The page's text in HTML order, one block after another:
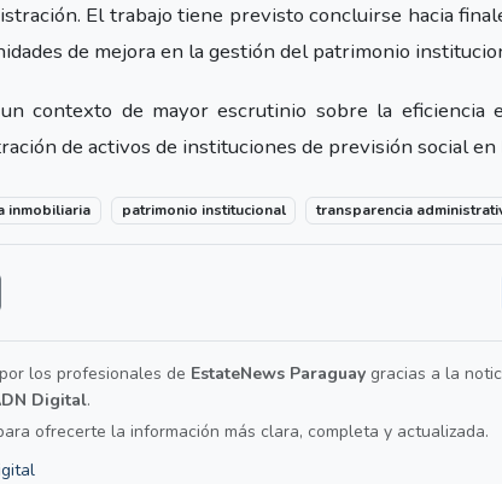
El trabajo tiene previsto concluirse hacia
de mejora en la gestión del patrimonio
contexto de mayor escrutinio sobre la eficiencia
de activos de instituciones de previsión social en
inmobiliaria patrimonio institucional transparencia
los profesionales de EstateNews Paraguay gracias a la
Digital.
ofrecerte la información más clara, completa y actualizada.